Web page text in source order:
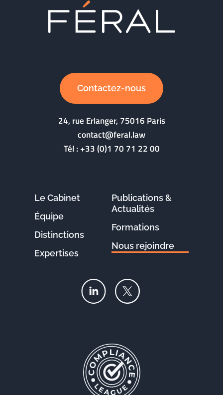
Contactez-nous
24, rue Erlanger, 75016 Paris
contact@feral.law
Tél :+33 (0)1 70 71 22 00
Le Cabinet
Équipe
Distinctions
Expertises
Publications &
Actualités
Formations
Nous rejoindre